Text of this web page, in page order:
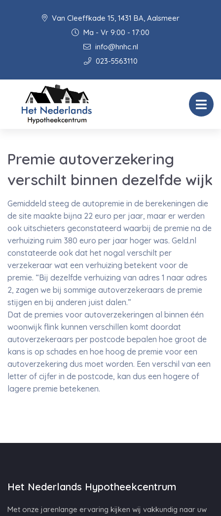
Van Cleeffkade 15, 1431 BA, Aalsmeer
Ma - Vr 9:00 - 17:00
info@hnhc.nl
023-5563110
Premie autoverzekering
verschilt binnen dezelfde wijk
Gemiddeld steeg de autopremie in de berekeningen die
de site maakte bijna 22 euro per jaar, maar er werden
ook uitschieters geconstateerd waarbij de premie na de
verhuizing ruim 380 euro per jaar hoger was. Geld.nl
constateerde ook dat het nogal verschilt per
verzekeraar wat een verhuizing betekent voor de
premie. “Bij dezelfde verhuizing van adres 1 naar adres
2, zagen we bij sommige autoverzekeraars de premie
stijgen en bij anderen juist dalen.”
Dat de premies voor autoverzekeringen al binnen één
woonwijk flink kunnen verschillen komt doordat
autoverzekeraars per postcode bepalen hoe groot de
kans is op schades en hoe hoog de premie voor een
autoverzekering dus moet worden. Een verschil van een
letter of cijfer in de postcode, kan dus een hogere of
lagere premie betekenen.
Het Nederlands Hypotheekcentrum
Met onze jarenlange ervaring kijken wij vakkundig naar uw